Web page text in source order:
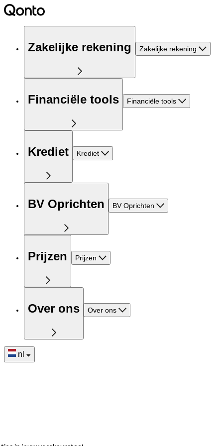
Zakelijke rekening Zakelijke rekening
Financiële tools Financiële tools
Krediet Krediet
BV Oprichten BV Oprichten
Prijzen Prijzen
Over ons Over ons
nl